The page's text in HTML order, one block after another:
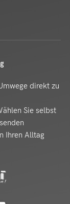
direkt zu
Sie selbst
Ihren Alltag